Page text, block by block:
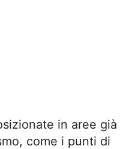
in aree già
come i punti di